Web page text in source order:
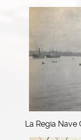
La Regia Nave